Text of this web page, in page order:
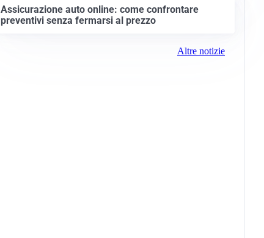
Assicurazione auto online: come confrontare
preventivi senza fermarsi al prezzo
Altre notizie